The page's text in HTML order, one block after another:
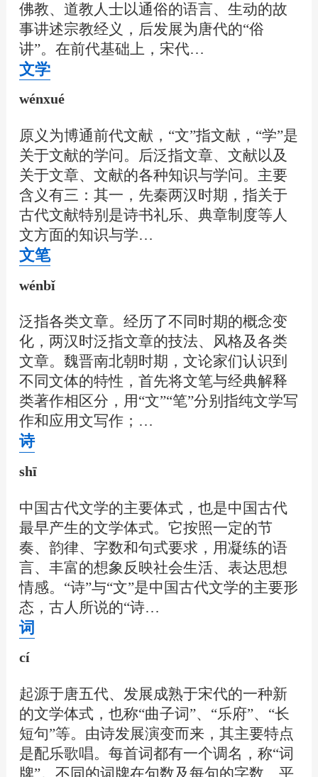
佛教、道教人士以通俗的语言、生动的故
事讲述宗教经义，后发展为唐代的“俗
讲”。在前代基础上，宋代…
文学
wénxué
原义为博通前代文献，“文”指文献，“学”是
关于文献的学问。后泛指文章、文献以及
关于文章、文献的各种知识与学问。主要
含义有三：其一，先秦两汉时期，指关于
古代文献特别是诗书礼乐、典章制度等人
文方面的知识与学…
文笔
wénbǐ
泛指各类文章。经历了不同时期的概念变
化，两汉时泛指文章的技法、风格及各类
文章。魏晋南北朝时期，文论家们认识到
不同文体的特性，首先将文笔与经典解释
类著作相区分，用“文”“笔”分别指纯文学写
作和应用文写作；…
诗
shī
中国古代文学的主要体式，也是中国古代
最早产生的文学体式。它按照一定的节
奏、韵律、字数和句式要求，用凝练的语
言、丰富的想象反映社会生活、表达思想
情感。“诗”与“文”是中国古代文学的主要形
态，古人所说的“诗…
词
cí
起源于唐五代、发展成熟于宋代的一种新
的文学体式，也称“曲子词”、“乐府”、“长
短句”等。由诗发展演变而来，其主要特点
是配乐歌唱。每首词都有一个调名，称“词
牌”。不同的词牌在句数及每句的字数、平